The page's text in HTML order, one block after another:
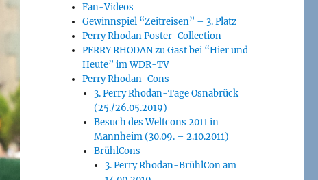
Fan-Videos
Gewinnspiel “Zeitreisen” – 3. Platz
Perry Rhodan Poster-Collection
PERRY RHODAN zu Gast bei “Hier und
Heute” im WDR-TV
Perry Rhodan-Cons
3. Perry Rhodan-Tage Osnabrück
(25./26.05.2019)
Besuch des Weltcons 2011 in
Mannheim (30.09. – 2.10.2011)
BrühlCons
3. Perry Rhodan-BrühlCon am